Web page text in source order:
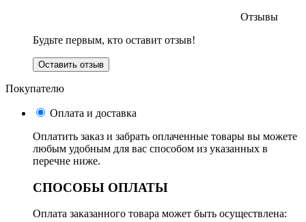
Отзывы
Будьте первым, кто оставит отзыв!
Оставить отзыв
Покупателю
Оплата и доставка
Оплатить заказ и забрать оплаченные товары вы можете
любым удобным для вас способом из указанных в
перечне ниже.
СПОСОБЫ ОПЛАТЫ
Оплата заказанного товара может быть осуществлена: